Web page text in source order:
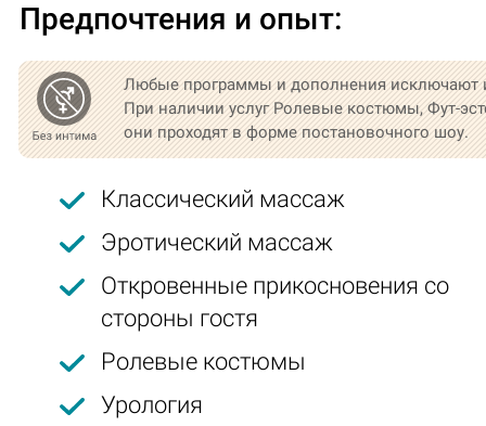
Предпочтения и опыт:
Любые программы и дополнения исключают
При наличии услуг Ролевые костюмы, Фут-
они проходят в форме постановочного шоу.
Классический массаж
Эротический массаж
Откровенные прикосновения со
стороны гостя
Ролевые костюмы
Урология